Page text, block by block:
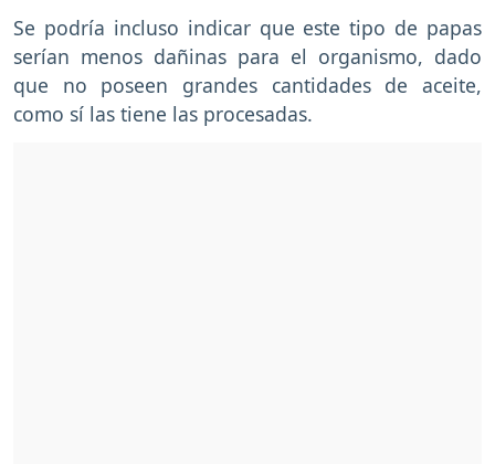
Se podría incluso indicar que este tipo de papas
serían menos dañinas para el organismo, dado
que no poseen grandes cantidades de aceite,
como sí las tiene las procesadas.